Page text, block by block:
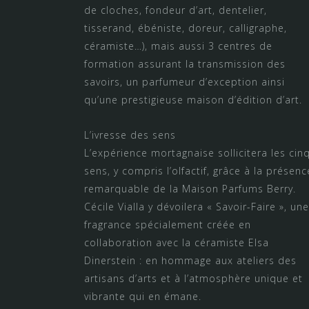
de cloches, fondeur d’art, dentelier,
tisserand, ébéniste, doreur, calligraphe,
céramiste…), mais aussi 3 centres de
formation assurant la transmission des
savoirs, un parfumeur d’exception ainsi
qu’une prestigieuse maison d’édition d’art.
L’ivresse des sens
L’expérience mortagnaise sollicitera les
sens, y compris l’olfactif, grâce à la
remarquable de la Maison Parfums Berry.
Cécile Vialla y dévoilera « Savoir-Faire », une
fragrance spécialement créée en
collaboration avec la céramiste Elsa
Dinerstein : en hommage aux ateliers des
artisans d’arts et à l’atmosphère unique et
vibrante qui en émane.